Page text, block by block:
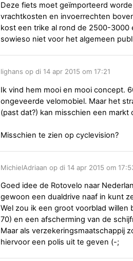
Deze fiets moet geïmporteerd
vrachtkosten en invoerrechten
kost een trike al rond de 2500-3000
sowieso niet voor het algemeen
lighans op di 14 apr 2015 om 17:21
Ik vind hem mooi en mooi concept.
ongeveerde velomobiel. Maar het
(past dat?) kan misschien een markt
Misschien te zien op cyclevision?
MichielAdriaan op di 14 apr 2015 om
Goed idee de Rotovelo naar
gewoon een dualdrive naaf in kunt
Wel zou ik een groot voorblad
70) en een afscherming van de
Maar als verzekeringsmaatschappij
hiervoor een polis uit te geven (-;